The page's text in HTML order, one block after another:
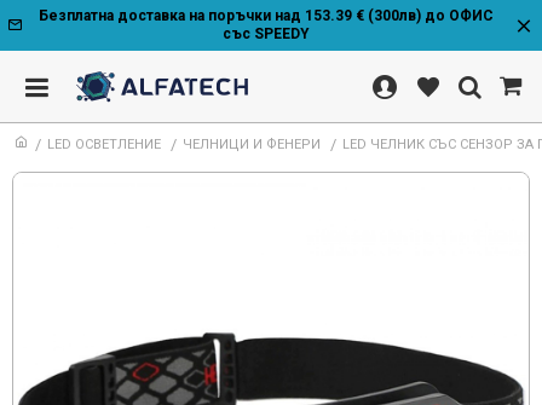
Безплатна доставка на поръчки над 153.39 € (300лв) до ОФИС
със SPEEDY
LED ОСВЕТЛЕНИЕ ЧЕЛНИЦИ И ФЕНЕРИ LED ЧЕЛНИК СЪС СЕНЗОР ЗА